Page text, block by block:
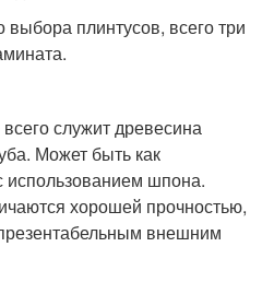
выбора плинтусов, всего три
служит древесина
Может быть как
использованием шпона.
хорошей прочностью,
внешним